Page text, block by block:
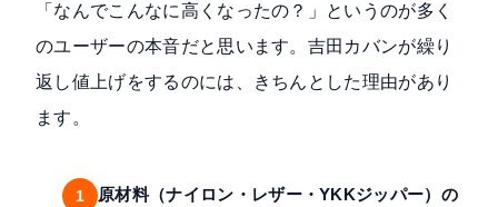
「なんでこんなに高くなったの？」というのが多く
のユーザーの本音だと思います。吉田カバンが繰り
返し値上げをするのには、きちんとした理由があり
ます。
1
原材料（ナイロン・レザー・YKKジッパー）の